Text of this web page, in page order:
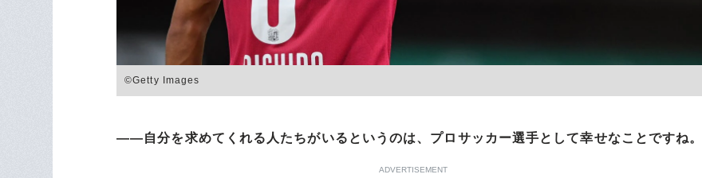
©Getty Images
――自分を求めてくれる人たちがいるというのは、プロサッカー選手として幸せなことですね。
ADVERTISEMENT